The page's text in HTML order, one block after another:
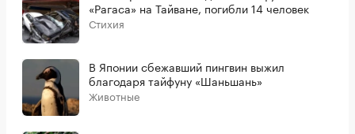
«Рагаса» на Тайване, погибли 14 человек
Стихия
В Японии сбежавший пингвин выжил
благодаря тайфуну «Шаньшань»
Животные